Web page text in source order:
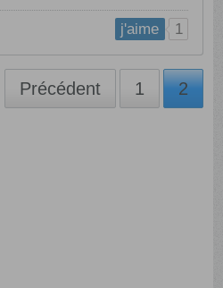
j'aime 1
Précédent 1 2